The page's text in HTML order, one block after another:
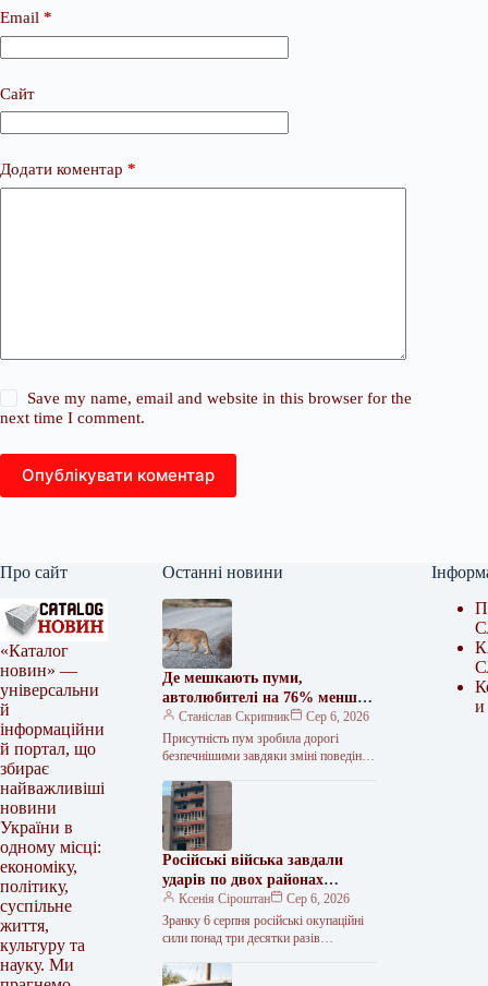
Email *
Сайт
Додати коментар *
Save my name, email and website in this browser for the
next time I comment.
Опублікувати коментар
Про сайт
«Каталог
новин» —
універсальни
й
інформаційни
й портал, що
збирає
найважливіші
новини
України в
одному місці:
економіку,
політику,
суспільне
життя,
культуру та
науку. Ми
Останні новини
Де мешкають пуми,
автолюбителі на 76% менш
схильні до наїздів на оленів –
наука.ua | Українська наука
Станіслав Скрипник
Сер 6, 2026
Присутність пум зробила дорогі
безпечнішими завдяки зміні поведінки
Олімпійському півострові. На
території, де були…
Російські війська завдали
ударів по двох районах
Дніпропетровщини, є
потерпілі.
Ксенія Сіроштан
Сер 6, 2026
Зранку 6 серпня російські окупаційні
сили понад три десятки разів
Дніпропетровщини, використовуючи
и